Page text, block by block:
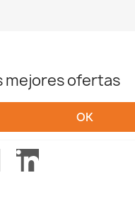
mejores ofertas
InstagramLinkedIn